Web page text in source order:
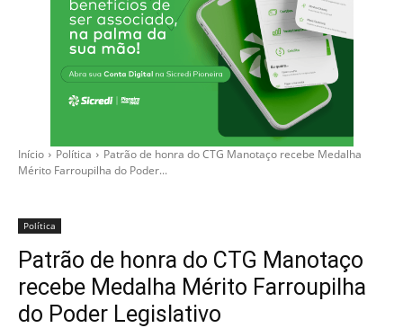
Início Política
Patrão de honra do CTG Manotaço recebe Medalha
Mérito Farroupilha do Poder...
Política
Patrão de honra do CTG Manotaço
recebe Medalha Mérito Farroupilha
do Poder Legislativo